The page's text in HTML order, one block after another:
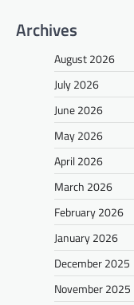
Archives
August 2026
July 2026
June 2026
May 2026
April 2026
March 2026
February 2026
January 2026
December 2025
November 2025